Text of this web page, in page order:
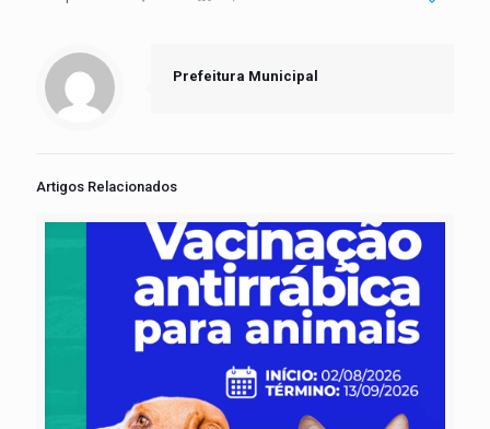
Prefeitura Municipal
Artigos Relacionados